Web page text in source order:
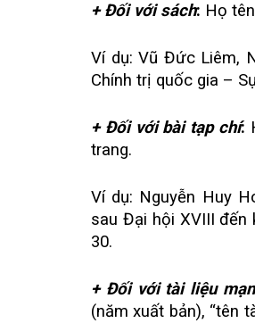
+Đối với sách: Họ
Ví dụ: Vũ Đức Liêm,
Chính trị quốc gia –
+ Đối với bài tạp chí:
trang.
Ví dụ: Nguyễn Huy
sau Đại hội XVIII đến
30.
+ Đối với tài liệu
(năm xuất bản), “tên